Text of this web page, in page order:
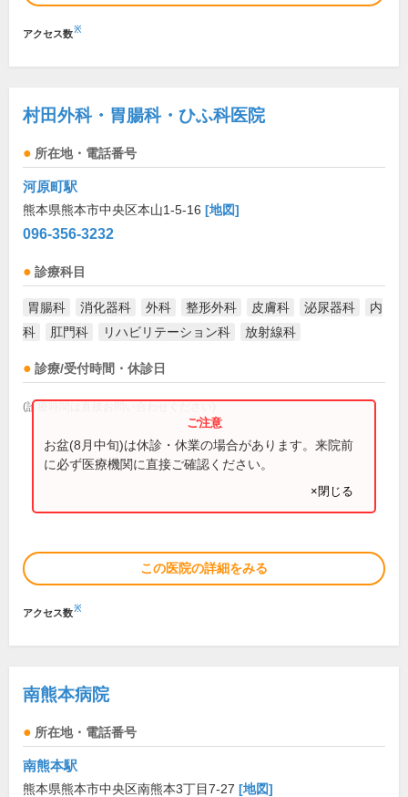
アクセス数※
村田外科・胃腸科・ひふ科医院
所在地・電話番号
河原町駅
熊本県熊本市中央区本山1-5-16 [地図]
096-356-3232
診療科目
胃腸科 消化器科 外科 整形外科 皮膚科 泌尿器科
内
科
肛門科 リハビリテーション科 放射線科
診療/受付時間・休診日
(診療時間は直接お問い合わせください)
お盆(8月中旬)は休診・休業の場合があります。来院前
に必ず医療機関に直接ご確認ください。
×閉じる
この医院の詳細をみる
アクセス数※
南熊本病院
所在地・電話番号
南熊本駅
熊本県熊本市中央区南熊本3丁目7-27 [地図]